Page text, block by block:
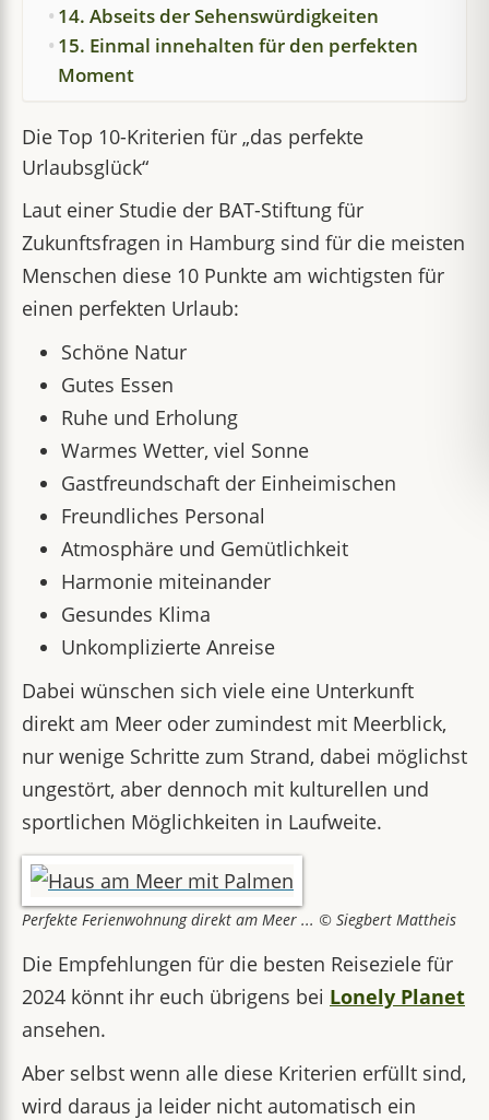
14. Abseits der Sehenswürdigkeiten
15. Einmal innehalten für den perfekten
Moment
Die Top 10-Kriterien für „das perfekte
Urlaubsglück“
Laut einer Studie der BAT-Stiftung für
Zukunftsfragen in Hamburg sind für die meisten
Menschen diese 10 Punkte am wichtigsten für
einen perfekten Urlaub:
Schöne Natur
Gutes Essen
Ruhe und Erholung
Warmes Wetter, viel Sonne
Gastfreundschaft der Einheimischen
Freundliches Personal
Atmosphäre und Gemütlichkeit
Harmonie miteinander
Gesundes Klima
Unkomplizierte Anreise
Dabei wünschen sich viele eine Unterkunft
direkt am Meer oder zumindest mit Meerblick,
nur wenige Schritte zum Strand, dabei möglichst
ungestört, aber dennoch mit kulturellen und
sportlichen Möglichkeiten in Laufweite.
Perfekte Ferienwohnung direkt am Meer ... © Siegbert Mattheis
Die Empfehlungen für die besten Reiseziele für
2024 könnt ihr euch übrigens bei Lonely Planet
ansehen.
Aber selbst wenn alle diese Kriterien erfüllt sind,
wird daraus ja leider nicht automatisch ein